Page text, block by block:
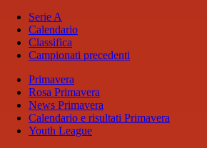
Serie A
Calendario
Classifica
Campionati precedenti
Primavera
Rosa Primavera
News Primavera
Calendario e risultati Primavera
Youth League